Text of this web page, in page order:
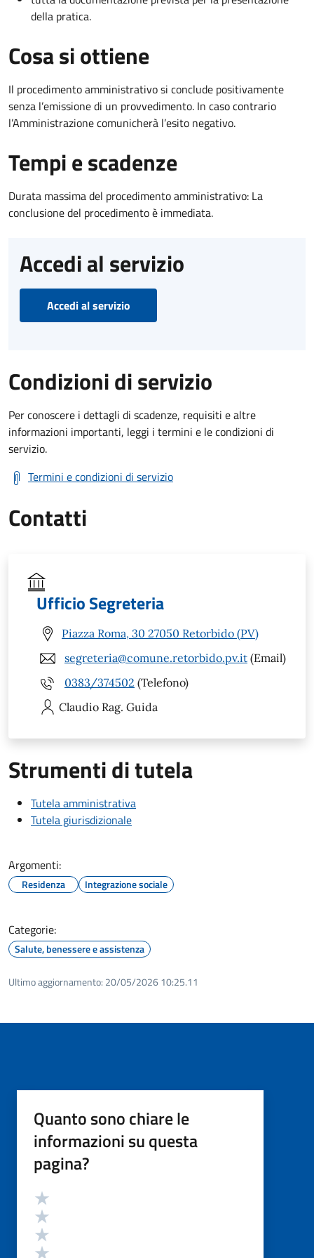
della pratica.
Cosa si ottiene
Il procedimento amministrativo si conclude positivamente
senza l’emissione di un provvedimento. In caso contrario
l’Amministrazione comunicherà l’esito negativo.
Tempi e scadenze
Durata massima del procedimento amministrativo: La
conclusione del procedimento è immediata.
Accedi al servizio
Accedi al servizio
Condizioni di servizio
Per conoscere i dettagli di scadenze, requisiti e altre
informazioni importanti, leggi i termini e le condizioni di
servizio.
Termini e condizioni di servizio
Contatti
Ufficio Segreteria
Piazza Roma, 30 27050 Retorbido (PV)
segreteria@comune.retorbido.pv.it (Email)
0383/374502 (Telefono)
Claudio Rag. Guida
Strumenti di tutela
Tutela amministrativa
Tutela giurisdizionale
Argomenti:
Residenza Integrazione sociale
Categorie:
Salute, benessere e assistenza
Ultimo aggiornamento: 20/05/2026 10:25.11
Quanto sono chiare le
informazioni su questa
pagina?
Valutazione